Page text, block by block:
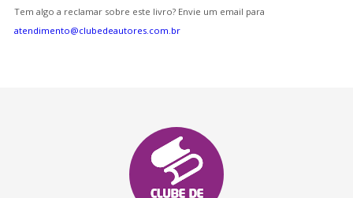
Tem algo a reclamar sobre este livro? Envie um email para
atendimento@clubedeautores.com.br